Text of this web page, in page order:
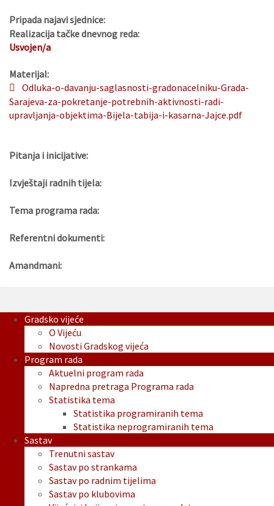
Pripada najavi sjednice:
Realizacija tačke dnevnog reda:
Usvojen/a
Materijal:
Odluka-o-davanju-saglasnosti-gradonacelniku-Grada-
Sarajeva-za-pokretanje-potrebnih-aktivnosti-radi-
upravljanja-objektima-Bijela-tabija-i-kasarna-Jajce.pdf
Pitanja i inicijative:
Izvještaji radnih tijela:
Tema programa rada:
Referentni dokumenti:
Amandmani:
Gradsko vijeće
O Vijeću
Novosti Gradskog vijeća
Program rada
Aktuelni program rada
Napredna pretraga Programa rada
Statistika tema
Statistika programiranih tema
Statistika neprogramiranih tema
Sastav
Trenutni sastav
Sastav po strankama
Sastav po radnim tijelima
Sastav po klubovima